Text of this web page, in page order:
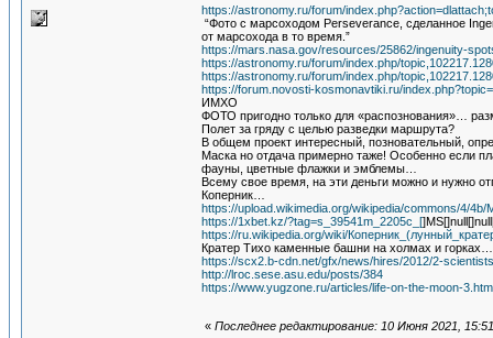
https://astronomy.ru/forum/
“Фото с марсоходом Perseverance, сделанное
от марсохода в то время.”
https://mars.nasa.gov/resources/25862/ingenuity-
https://astronomy.ru/forum/index.php/
https://astronomy.ru/forum/index.php/
https://forum.novosti-kosmonavtiki.ru/
ИМХО
ФОТО пригодно только для «распознования»…
Полет за гряду с целью разведки маршрута?
В общем проект интересный, позновательный,
Маска но отдача примерно таже! Особенно если
фауны, цветные флажки и эмблемы…
Всему свое время, на эти деньги можно и нужно
Коперник…
https://upload.wikimedia.org/wikipedia/commons/4/
https://1xbet.kz/?tag=s_39541m_2205c_[
https://ru.wikipedia.org/wiki/
Кратер Тихо каменные башни на холмах и горках…
https://scx2.b-cdn.net/gfx/news/hires/2012/2-
http://lroc.sese.asu.edu/posts/384
https://www.yugzone.ru/articles/life-on-the-moon-3.htm
« Последнее редактирование: 10 Июня 2021,